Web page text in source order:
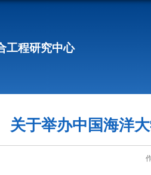
关于举办中国海洋